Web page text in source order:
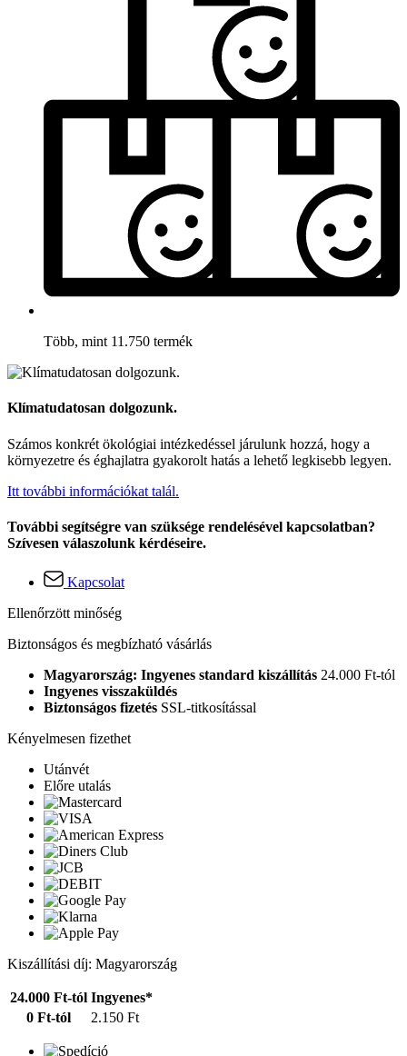
Több, mint 11.750 termék
Klímatudatosan dolgozunk.
Számos konkrét ökológiai intézkedéssel járulunk hozzá, hogy a
környezetre és éghajlatra gyakorolt hatás a lehető legkisebb legyen.
Itt további információkat talál.
További segítségre van szüksége rendelésével kapcsolatban?
Szívesen válaszolunk kérdéseire.
Kapcsolat
Ellenőrzött minőség
Biztonságos és megbízható vásárlás
Magyarország: Ingyenes standard kiszállítás 24.000 Ft-tól
Ingyenes visszaküldés
Biztonságos fizetés SSL-titkosítással
Kényelmesen fizethet
Utánvét
Előre utalás
Kiszállítási díj: Magyarország
24.000 Ft-tól Ingyenes*
0 Ft-tól
2.150 Ft